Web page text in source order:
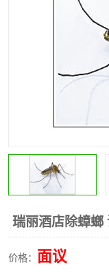
瑞丽酒店除蟑螂
价格： 面议